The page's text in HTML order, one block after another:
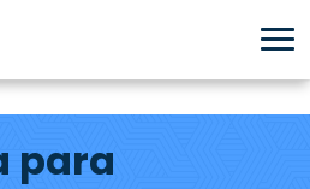
para